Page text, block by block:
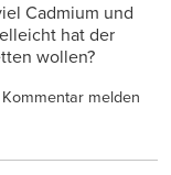
Cadmium und
hat der
wollen?
Kommentar melden